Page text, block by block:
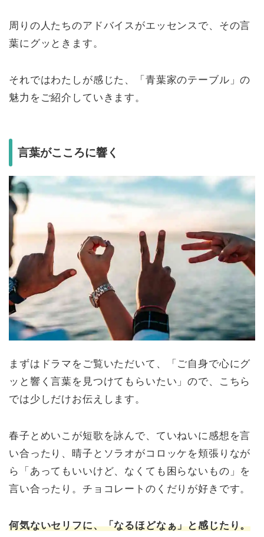
周りの人たちのアドバイスがエッセンスで、その言
葉にグッときます。
それではわたしが感じた、「青葉家のテーブル」の
魅力をご紹介していきます。
言葉がこころに響く
まずはドラマをご覧いただいて、「ご自身で心にグ
ッと響く言葉を見つけてもらいたい」ので、こちら
では少しだけお伝えします。
春子とめいこが短歌を詠んで、ていねいに感想を言
い合ったり、晴子とソラオがコロッケを頬張りなが
ら「あってもいいけど、なくても困らないもの」を
言い合ったり。チョコレートのくだりが好きです。
何気ないセリフに、「なるほどなぁ」と感じたり。